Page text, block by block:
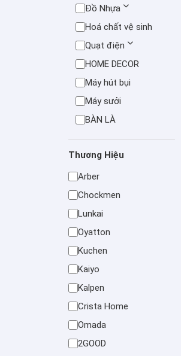
Đồ Nhựa
Hoá chất vệ sinh
Quạt điện
HOME DECOR
Máy hút bụi
Máy sưởi
BÀN LÀ
Thương Hiệu
Arber
Chockmen
Lunkai
Oyatton
Kuchen
Kaiyo
Kalpen
Crista Home
Omada
2GOOD